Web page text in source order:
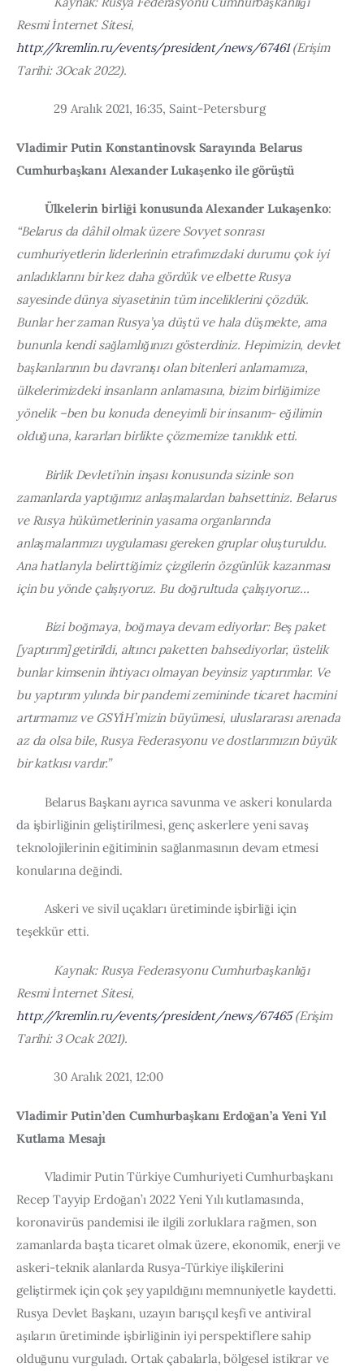
Resmi İnternet Sitesi,
http://kremlin.ru/events/president/news/67461 (Erişim
Tarihi: 3Ocak 2022).
29 Aralık 2021, 16:35, Saint-Petersburg
Vladimir Putin Konstantinovsk Sarayında Belarus
Cumhurbaşkanı Alexander Lukaşenko ile görüştü
Ülkelerin birliği konusunda Alexander Lukaşenko:
“Belarus da dâhil olmak üzere Sovyet sonrası
cumhuriyetlerin liderlerinin etrafımızdaki durumu çok iyi
anladıklarını bir kez daha gördük ve elbette Rusya
sayesinde dünya siyasetinin tüm inceliklerini çözdük.
Bunlar her zaman Rusya’ya düştü ve hala düşmekte, ama
bununla kendi sağlamlığınızı gösterdiniz. Hepimizin, devlet
başkanlarının bu davranışı olan bitenleri anlamamıza,
ülkelerimizdeki insanların anlamasına, bizim birliğimize
yönelik –ben bu konuda deneyimli bir insanım- eğilimin
olduğuna, kararları birlikte çözmemize tanıklık etti.
Birlik Devleti’nin inşası konusunda sizinle son
zamanlarda yaptığımız anlaşmalardan bahsettiniz. Belarus
ve Rusya hükümetlerinin yasama organlarında
anlaşmalarımızı uygulaması gereken gruplar oluşturuldu.
Ana hatlarıyla belirttiğimiz çizgilerin özgünlük kazanması
için bu yönde çalışıyoruz. Bu doğrultuda çalışıyoruz…
Bizi boğmaya, boğmaya devam ediyorlar: Beş paket
[yaptırım] getirildi, altıncı paketten bahsediyorlar, üstelik
bunlar kimsenin ihtiyacı olmayan beyinsiz yaptırımlar. Ve
bu yaptırım yılında bir pandemi zemininde ticaret hacmini
artırmamız ve GSYİH’mizin büyümesi, uluslararası arenada
az da olsa bile, Rusya Federasyonu ve dostlarımızın büyük
bir katkısı vardır.”
Belarus Başkanı ayrıca savunma ve askeri konularda
da işbirliğinin geliştirilmesi, genç askerlere yeni savaş
teknolojilerinin eğitiminin sağlanmasının devam etmesi
konularına değindi.
Askeri ve sivil uçakları üretiminde işbirliği için
teşekkür etti.
Kaynak: Rusya Federasyonu Cumhurbaşkanlığı
Resmi İnternet Sitesi,
http://kremlin.ru/events/president/news/67465 (Erişim
Tarihi: 3 Ocak 2021).
30 Aralık 2021, 12:00
Vladimir Putin’den Cumhurbaşkanı Erdoğan’a Yeni Yıl
Kutlama Mesajı
Vladimir Putin Türkiye Cumhuriyeti Cumhurbaşkanı
Recep Tayyip Erdoğan’ı 2022 Yeni Yılı kutlamasında,
koronavirüs pandemisi ile ilgili zorluklara rağmen, son
zamanlarda başta ticaret olmak üzere, ekonomik, enerji ve
askeri-teknik alanlarda Rusya-Türkiye ilişkilerini
geliştirmek için çok şey yapıldığını memnuniyetle kaydetti.
Rusya Devlet Başkanı, uzayın barışçıl keşfi ve antiviral
aşıların üretiminde işbirliğinin iyi perspektiflere sahip
olduğunu vurguladı. Ortak çabalarla, bölgesel istikrar ve